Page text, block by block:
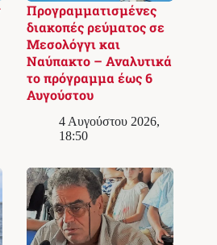
Προγραμματισμένες
διακοπές ρεύματος σε
Μεσολόγγι και
Ναύπακτο – Αναλυτικά
το πρόγραμμα έως 6
Αυγούστου
4 Αυγούστου 2026,
18:50